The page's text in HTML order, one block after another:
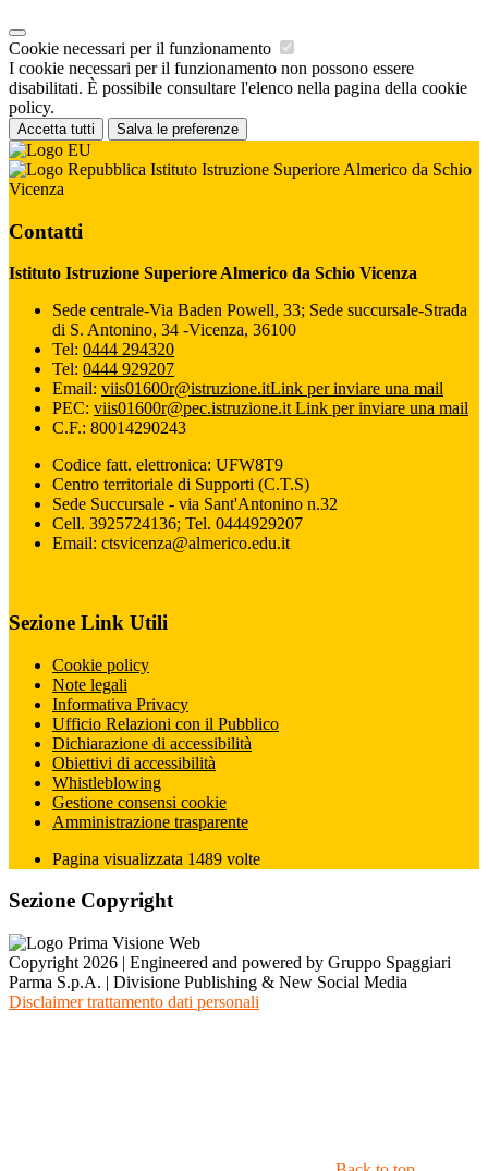
Cookie necessari per il funzionamento
I cookie necessari per il funzionamento non possono essere
disabilitati. È possibile consultare l'elenco nella pagina della cookie
policy.
Accetta tutti Salva le preferenze
Istituto Istruzione Superiore Almerico da Schio
Vicenza
Contatti
Istituto Istruzione Superiore Almerico da Schio Vicenza
Sede centrale-Via Baden Powell, 33; Sede succursale-Strada
di S. Antonino, 34 -Vicenza, 36100
Tel: 0444 294320
Tel: 0444 929207
Email: viis01600r@istruzione.itLink per inviare una mail
PEC: viis01600r@pec.istruzione.it Link per inviare una mail
C.F.: 80014290243
Codice fatt. elettronica: UFW8T9
Centro territoriale di Supporti (C.T.S)
Sede Succursale - via Sant'Antonino n.32
Cell. 3925724136; Tel. 0444929207
Email: ctsvicenza@almerico.edu.it
Sezione Link Utili
Cookie policy
Note legali
Informativa Privacy
Ufficio Relazioni con il Pubblico
Dichiarazione di accessibilità
Obiettivi di accessibilità
Whistleblowing
Gestione consensi cookie
Amministrazione trasparente
Pagina visualizzata 1489 volte
Sezione Copyright
Copyright 2026 | Engineered and powered by Gruppo Spaggiari
Parma S.p.A. | Divisione Publishing & New Social Media
Disclaimer trattamento dati personali